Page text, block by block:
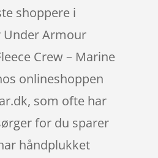
shoppere i
Under Armour
Crew – Marine
onlineshoppen
som ofte har
for du sparer
håndplukket